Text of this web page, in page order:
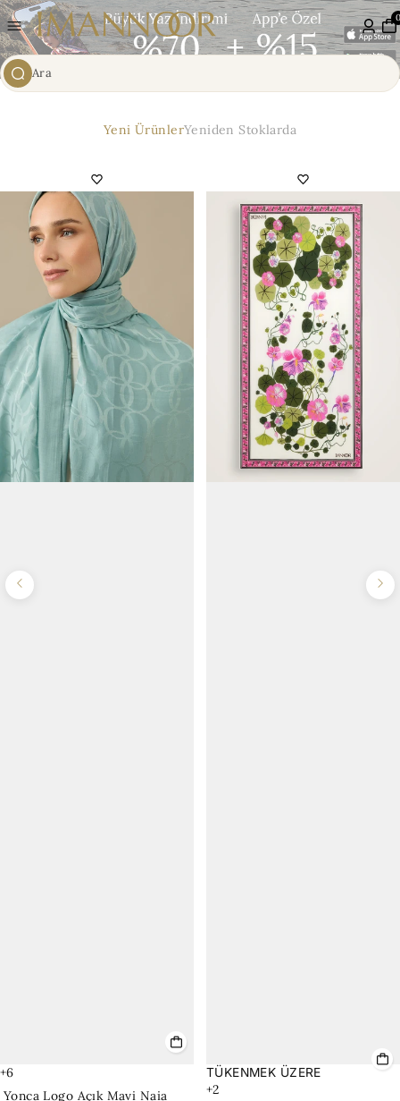
Yeni ÜrünlerYeniden Stoklarda
TÜKENMEK ÜZERE
+2
+1
Saksılar Sarı Yaz Çantası